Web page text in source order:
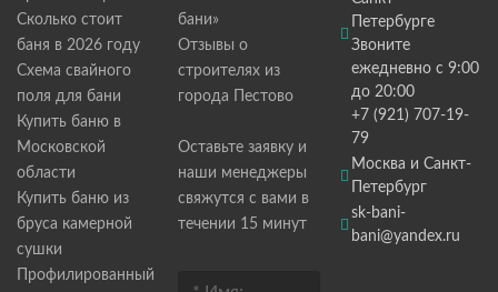
Сколько стоит
баня в 2026 году
Схема свайного
поля для бани
Купить баню в
Московской
области
Купить баню из
бруса камерной
сушки
Профилированный
бани»
Отзывы о
строителях из
города Пестово
Оставьте заявку и
наши менеджеры
свяжутся с вами в
течении 15 минут
Петербурге
Звоните
ежедневно с 9:00
до 20:00
+7 (921) 707-19-
79
Москва и Санкт-
Петербург
sk-bani-
bani@yandex.ru